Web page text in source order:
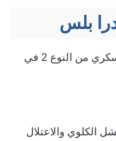
بلس
يستخدم دواء Icandra Plus لعلاج مرضى السكري من النوع 2 في
الكلوي والاعتلال